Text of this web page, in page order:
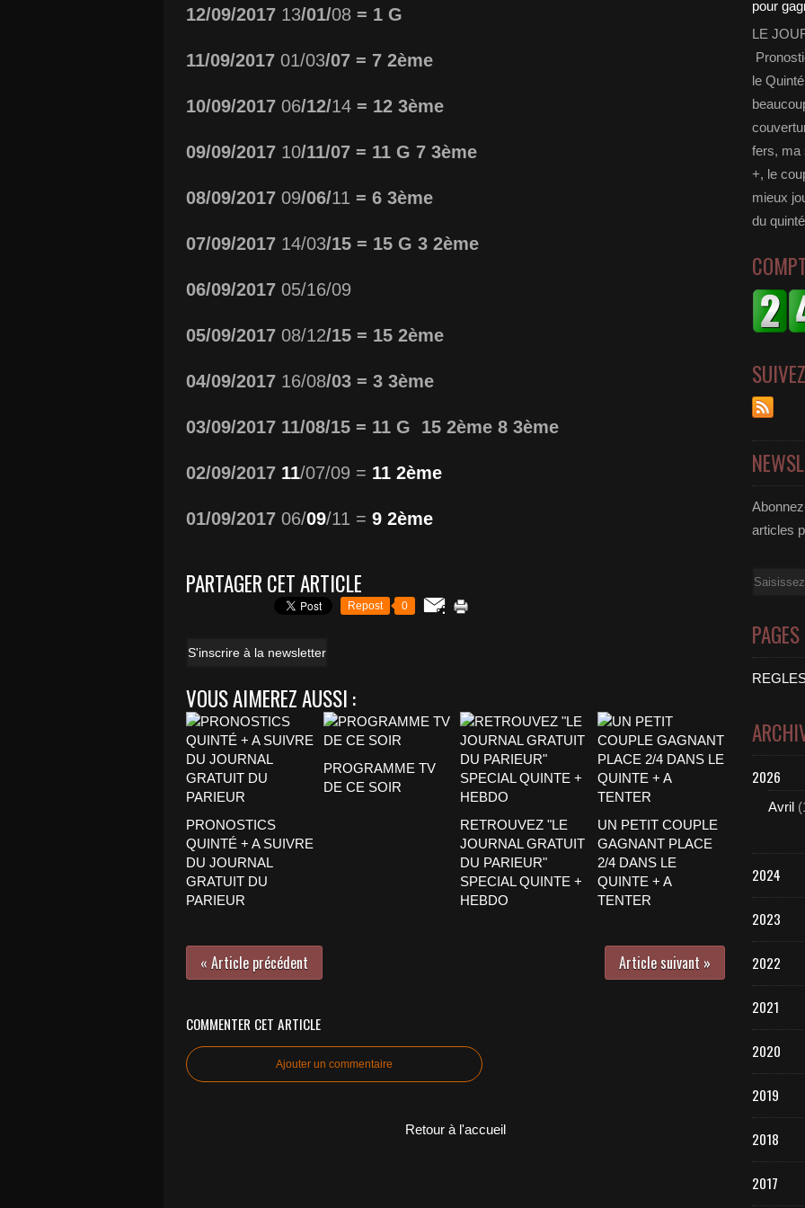
12/09/2017 13/01/08 = 1 G
11/09/2017 01/03/07 = 7 2ème
10/09/2017 06/12/14 = 12 3ème
09/09/2017 10/11/07 = 11 G 7 3ème
08/09/2017 09/06/11 = 6 3ème
07/09/2017 14/03/15 = 15 G 3 2ème
06/09/2017 05/16/09
05/09/2017 08/12/15 = 15 2ème
04/09/2017 16/08/03 = 3 3ème
03/09/2017 11/08/15 = 11 G 15 2ème 8 3ème
02/09/2017 11/07/09 = 11 2ème
01/09/2017 06/09/11 = 9 2ème
PARTAGER CET ARTICLE
Repost 0
S'inscrire à la newsletter
VOUS AIMEREZ AUSSI :
PRONOSTICS
QUINTÉ + A SUIVRE
DU JOURNAL
GRATUIT DU
PARIEUR
PROGRAMME TV
DE CE SOIR
RETROUVEZ "LE
JOURNAL GRATUIT
DU PARIEUR"
SPECIAL QUINTE +
HEBDO
UN PETIT COUPLE
GAGNANT PLACE
2/4 DANS LE
QUINTE + A
TENTER
« Article précédent Article suivant »
COMMENTER CET ARTICLE
Ajouter un commentaire
Retour à l'accueil
LE
le
fers, ma
+, le
mieux
du
articles
Email
PAGES
2026
Avril
2024
2023
2022
2021
2020
2019
2018
2017